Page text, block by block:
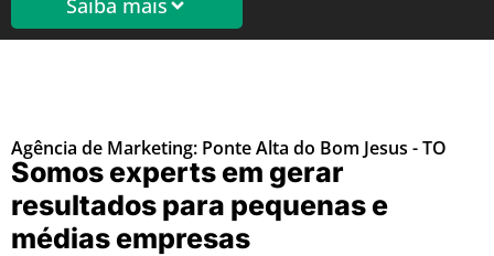
Saiba mais
Agência de Marketing: Ponte Alta do Bom Jesus - TO
Somos experts em gerar
resultados para pequenas e
médias empresas